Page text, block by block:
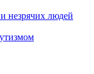
незрячих людей